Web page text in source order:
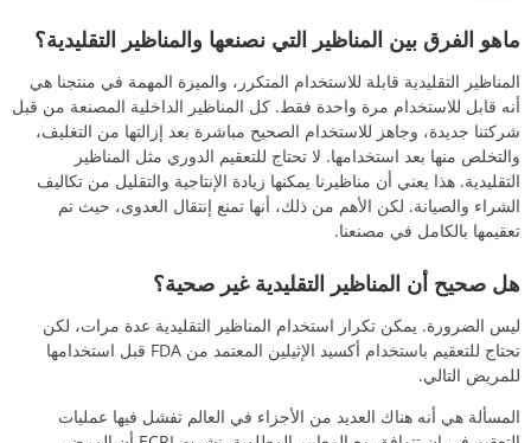
ماهو الفرق بين المناظير التي نصنعها والمناظير التقليدية؟
المناظير التقليدية قابلة للاستخدام المتكرر، والميزة المهمة في منتجنا هي
أنه قابل للاستخدام مرة واحدة فقط. كل المناظير الداخلية المصنعة من قبل
شركتنا جديدة، وجاهز للاستخدام الصحيح مباشرة بعد إزالتها من التغليف،
والتخلص منها بعد استخدامها. لا تحتاج للتعقيم الدوري مثل المناظير
التقليدية. هذا يعني أن مناظيرنا يمكنها زيادة الإنتاجية والتقليل من تكاليف
الشراء والصيانة. لكن الأهم من ذلك، أنها تمنع إنتقال العدوى، حيث تم
تعقيمها بالكامل في مصنعنا.
هل صحيح أن المناظير التقليدية غير صحية؟
ليس الضرورة. يمكن تكرار استخدام المناظير التقليدية عدة مرات، لكن
تحتاج للتعقيم باستخدام أكسيد الإثيلين المعتمد من FDA قبل استخدامها
للمريض التالي.
المسألة هي أنه هناك العديد من الأجزاء في العالم تفشل فيها عمليات